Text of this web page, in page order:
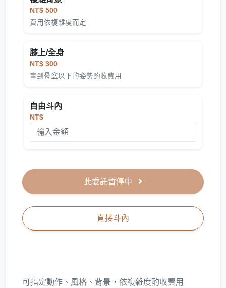
NT$ 500
費用依複雜度而定
膝上/全身
NT$ 300
畫到骨盆以下的姿勢酌收費用
自由斗內
NT$
此委託暫停中
直接斗內
可指定動作、風格、背景，依複雜度酌收費用